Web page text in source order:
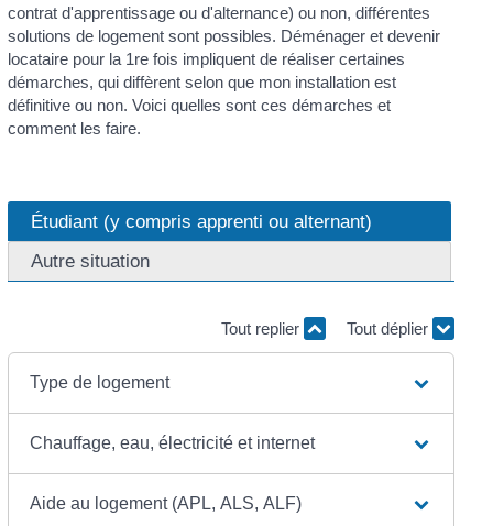
contrat d'apprentissage ou d'alternance) ou non, différentes
solutions de logement sont possibles. Déménager et devenir
locataire pour la 1re fois impliquent de réaliser certaines
démarches, qui diffèrent selon que mon installation est
définitive ou non. Voici quelles sont ces démarches et
comment les faire.
Étudiant (y compris apprenti ou alternant)
Autre situation
Tout replier Tout déplier
Type de logement
Chauffage, eau, électricité et internet
Aide au logement (APL, ALS, ALF)